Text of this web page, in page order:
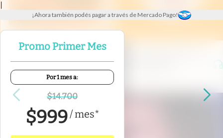
|
¡Ahora también podés pagar a través de Mercado Pago!
Promo Primer Mes
Por 1 mes a:
$14.700
$999/mes*
Shot Financiero.Entrevista a Rafael Rofman: el
cruce entre la economía y la demografía